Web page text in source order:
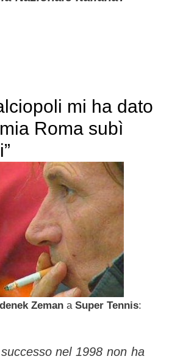
mi ha dato
Roma subì
Zeman a Super Tennis:
nel 1998 non ha